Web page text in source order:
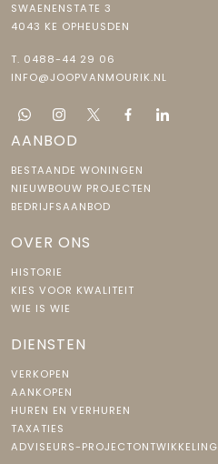
SWAENENSTATE 3
4043 KE OPHEUSDEN
T. 0488-44 29 06
INFO@JOOPVANMOURIK.NL
AANBOD
BESTAANDE WONINGEN
NIEUWBOUW PROJECTEN
BEDRIJFSAANBOD
OVER ONS
HISTORIE
KIES VOOR KWALITEIT
WIE IS WIE
DIENSTEN
VERKOPEN
AANKOPEN
HUREN EN VERHUREN
TAXATIES
ADVISEURS-PROJECTONTWIKKELING